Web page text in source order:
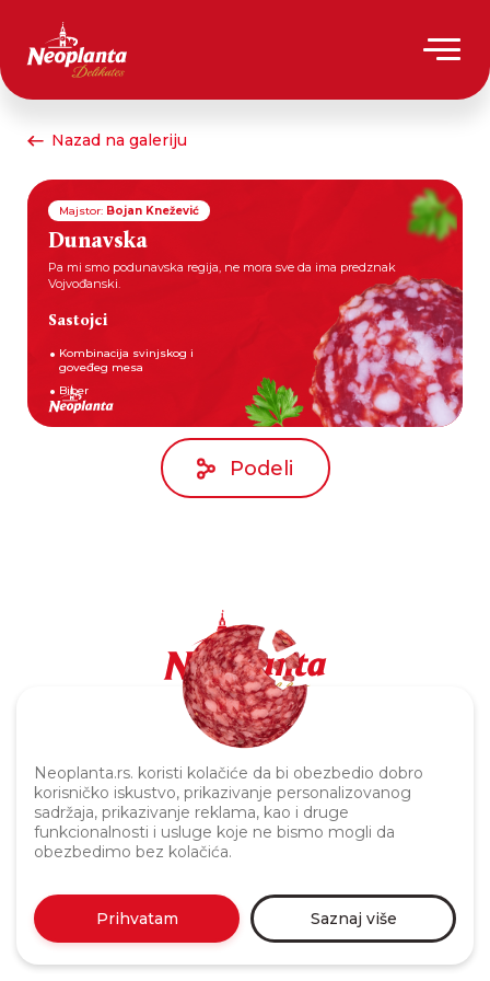
Neoplanta.rs. koristi kolačiće da bi obezbedio dobro
korisničko iskustvo, prikazivanje personalizovanog
sadržaja, prikazivanje reklama, kao i druge
funkcionalnosti i usluge koje ne bismo mogli da
obezbedimo bez kolačića.
Prihvatam Saznaj više
Nazad na galeriju
Majstor: Bojan Knežević
Dunavska
Pa mi smo podunavska regija, ne mora sve da ima predznak
Vojvođanski.
Sastojci
Kombinacija svinjskog i
goveđeg mesa
Biber
Podeli
Politika privatnosti